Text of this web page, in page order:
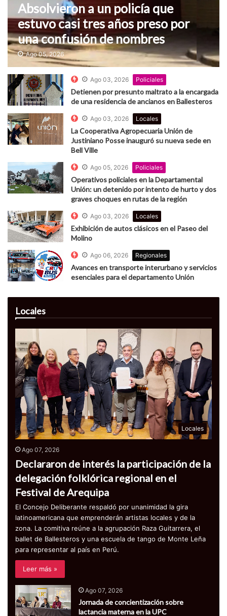
Absolvieron a un policía que
estuvo casi tres años preso por
una confusión de nombres
Ago 05, 2026
Ago 03, 2026 Policiales
Detienen por presunto maltrato a la encargada
de una residencia de ancianos en Ballesteros
Ago 03, 2026 Locales
La Cooperativa Agropecuaria Unión de
Justiniano Posse inauguró su nueva sede en
Bell Ville
Ago 05, 2026 Policiales
Operativos policiales en la Departamental
Unión: un detenido por intento de hurto y dos
graves choques en rutas de la región
Ago 03, 2026 Locales
Exhibición de autos clásicos en el Paseo del
Molino
Ago 06, 2026 Regionales
Avances en transporte interurbano y servicios
esenciales para el departamento Unión
Locales
Locales
Ago 07, 2026
Declararon de interés la participación de la
delegación folklórica regional en el
Festival de Arequipa
El Concejo Deliberante respaldó por unanimidad la gira
latinoamericana que emprenderán artistas locales y de la
zona. La comitiva reúne a la agrupación Raza Guitarrera, el
ballet de Ballesteros y una escuela de tango de Monte Leña
para representar al país en Perú.
Leer más »
Ago 07, 2026
Jornada de concientización sobre
lactancia materna en la UPC